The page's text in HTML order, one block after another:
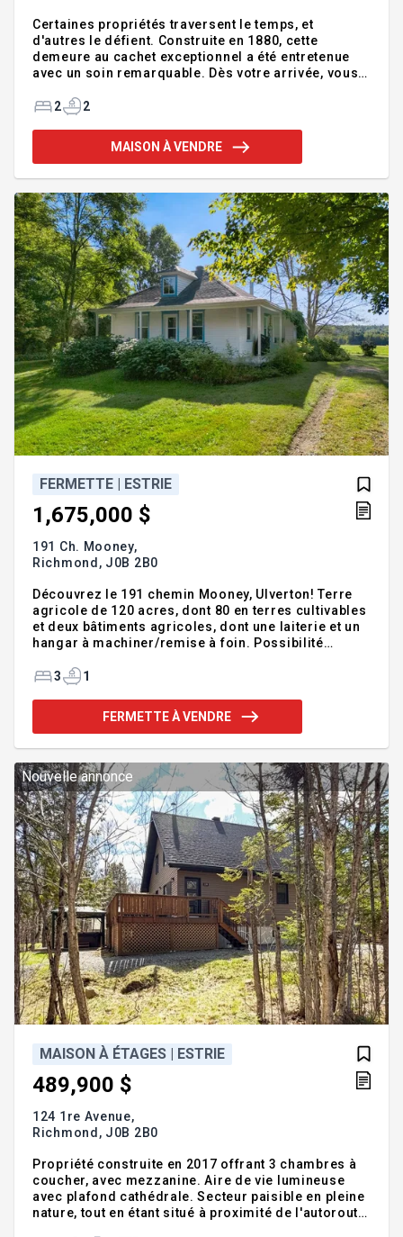
Certaines propriétés traversent le temps, et
d'autres le défient. Construite en 1880, cette
demeure au cachet exceptionnel a été entretenue
avec un soin remarquable. Dès votre arrivée, vous
chaque pièce. Elle offre deux grandes chambres à
cuisine conviviale, deux salles à manger parfaites
pour recevoir, ainsi qu'un salon baigné de lumière
d'admirer la beauté que la nature offre sur ce
terrain unique d
2 2
MAISON À VENDRE
FERMETTE | ESTRIE
1,675,000 $
191 Ch. Mooney,
Richmond, J0B 2B0
Découvrez le 191 chemin Mooney, Ulverton! Terre
agricole de 120 acres, dont 80 en terres cultivables
et deux bâtiments agricoles, dont une laiterie et un
hangar à machiner/remise à foin. Possibilité
jusqu'à la rivière Ulverton sur environ 150 à 200
En prime, la maison de campagne propose une
cuisine et salle à manger conviviales, un salon
laveuse-sécheuse. Contactez-nous pour une visite!
Addend
3 1
FERMETTE À VENDRE
Nouvelle annonce
MAISON À ÉTAGES | ESTRIE
489,900 $
124 1re Avenue,
Richmond, J0B 2B0
Propriété construite en 2017 offrant 3 chambres à
coucher, avec mezzanine. Aire de vie lumineuse
avec plafond cathédrale. Secteur paisible en pleine
nature, tout en étant situé à proximité de l'autoroute